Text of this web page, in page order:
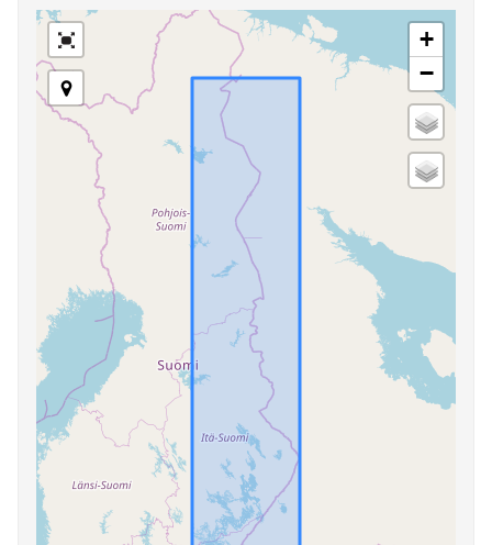
+
−